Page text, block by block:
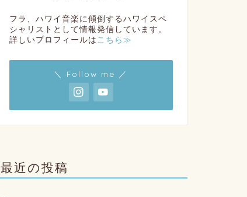
フラ、ハワイ音楽に傾倒するハワイスペ
シャリストとして情報発信しています。
詳しいプロフィールは こちら≫
＼ Follow me ／
最近の投稿